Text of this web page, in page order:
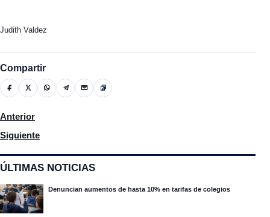
ÚLTIMAS NOTICIAS
Denuncian aumentos de hasta 10% en tarifas de colegios
Judith Valdez
Compartir
Artículo anterior: Acceso Sin Límites cada día de 12:00 a 2:00
Anterior
Artículo siguiente: Entregan en Moca Premio Municipal de
Siguiente